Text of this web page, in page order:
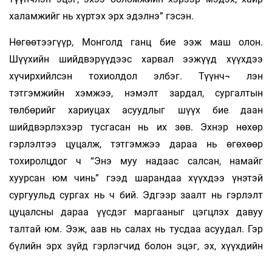
халамжийг нь хүртэх эрх эдэлнэ” гэсэн.
Нөгөөтээгүүр, Монголд ганц бие ээж маш олон.
Шүүхийн шийдвэрүүдээс харвал ээжүүд хүүхдээ
хүчирхийлсэн тохиолдол элбэг. Түүнч¬ лэн
тэтгэмжийн хэмжээ, нэмэлт зардал, сургалтын
төлбөрийг хариуцах асуудлыг шүүх бие даан
шийдвэрлэхээр тусгасан нь их зөв. Эхнэр нөхөр
гэрлэлтээ цуцалж, тэтгэмжээ дараа нь өгөхөөр
тохиролцдог ч “Энэ муу надаас салсан, намайг
хуурсан юм чинь” гээд шарандаа хүүхдээ үнэтэй
сургуульд сургах нь ч бий. Эдгээр заалт нь гэрлэлт
цуцалсны дараа үүсдэг маргааныг цэгцлэх давуу
талтай юм. Ээж, аав нь салах нь тусдаа асуудал. Гэр
бүлийн эрх зүйд гэрлэгчид болон эцэг, эх, хүүхдийн